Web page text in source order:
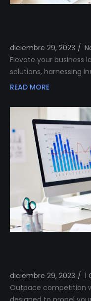
diciembre 29, 2023 /
Elevate your business
solutions, harnessing
READ MORE
diciembre 29, 2023 / 1
Outpace competition